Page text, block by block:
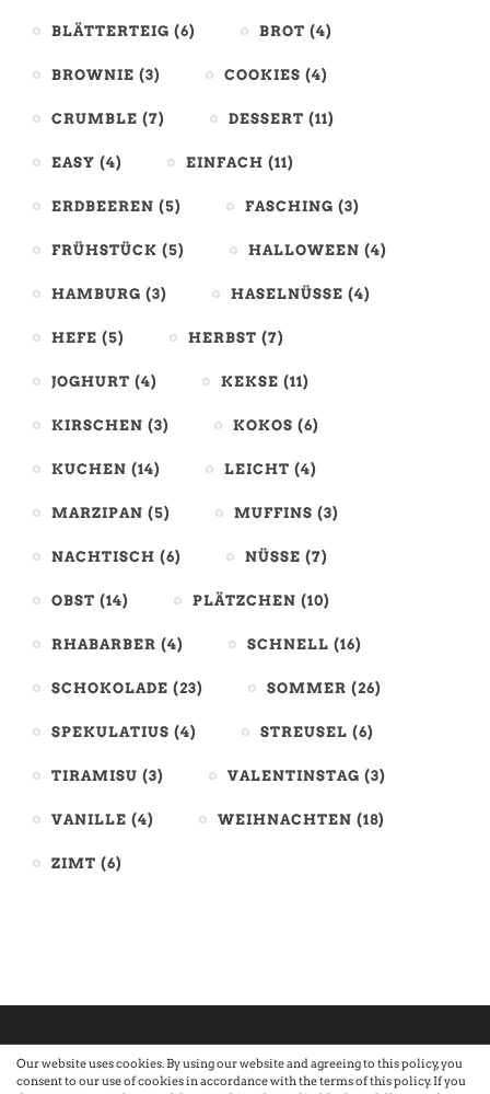
Our website uses cookies. By using our website and agreeing to this policy, you
consent to our use of cookies in accordance with the terms of this policy. If you
BLÄTTERTEIG (6) BROT (4)
BROWNIE (3) COOKIES (4)
CRUMBLE (7) DESSERT (11)
EASY (4) EINFACH (11)
ERDBEEREN (5) FASCHING (3)
FRÜHSTÜCK (5) HALLOWEEN (4)
HAMBURG (3) HASELNÜSSE (4)
HEFE (5) HERBST (7)
JOGHURT (4) KEKSE (11)
KIRSCHEN (3) KOKOS (6)
KUCHEN (14) LEICHT (4)
MARZIPAN (5) MUFFINS (3)
NACHTISCH (6) NÜSSE (7)
OBST (14) PLÄTZCHEN (10)
RHABARBER (4) SCHNELL (16)
SCHOKOLADE (23) SOMMER (26)
SPEKULATIUS (4) STREUSEL (6)
TIRAMISU (3) VALENTINSTAG (3)
VANILLE (4) WEIHNACHTEN (18)
ZIMT (6)